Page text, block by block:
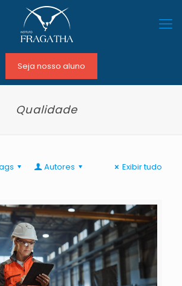
Seja nosso aluno
Qualidade
Autores Exibir tudo